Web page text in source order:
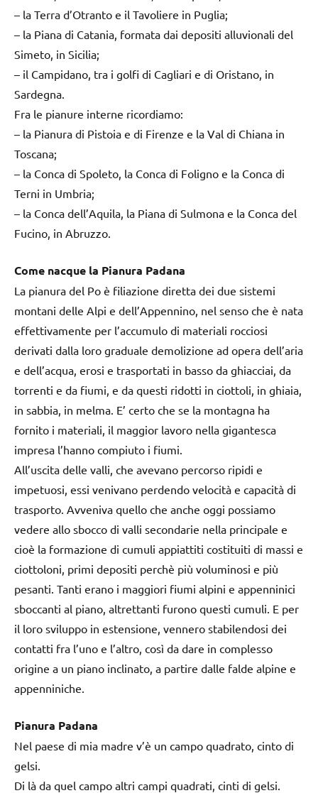
– la Terra d’Otranto e il Tavoliere in Puglia;
– la Piana di Catania, formata dai depositi alluvionali del
Simeto, in Sicilia;
– il Campidano, tra i golfi di Cagliari e di Oristano, in
Sardegna.
Fra le pianure interne ricordiamo:
– la Pianura di Pistoia e di Firenze e la Val di Chiana in
Toscana;
– la Conca di Spoleto, la Conca di Foligno e la Conca di
Terni in Umbria;
– la Conca dell’Aquila, la Piana di Sulmona e la Conca del
Fucino, in Abruzzo.
Come nacque la Pianura Padana
La pianura del Po è filiazione diretta dei due sistemi
montani delle Alpi e dell’Appennino, nel senso che è nata
effettivamente per l’accumulo di materiali rocciosi
derivati dalla loro graduale demolizione ad opera dell’aria
e dell’acqua, erosi e trasportati in basso da ghiacciai, da
torrenti e da fiumi, e da questi ridotti in ciottoli, in ghiaia,
in sabbia, in melma. E’ certo che se la montagna ha
fornito i materiali, il maggior lavoro nella gigantesca
impresa l’hanno compiuto i fiumi.
All’uscita delle valli, che avevano percorso ripidi e
impetuosi, essi venivano perdendo velocità e capacità di
trasporto. Avveniva quello che anche oggi possiamo
vedere allo sbocco di valli secondarie nella principale e
cioè la formazione di cumuli appiattiti costituiti di massi e
ciottoloni, primi depositi perchè più voluminosi e più
pesanti. Tanti erano i maggiori fiumi alpini e appenninici
sboccanti al piano, altrettanti furono questi cumuli. E per
il loro sviluppo in estensione, vennero stabilendosi dei
contatti fra l’uno e l’altro, così da dare in complesso
origine a un piano inclinato, a partire dalle falde alpine e
appenniniche.
Pianura Padana
Nel paese di mia madre v’è un campo quadrato, cinto di
gelsi.
Di là da quel campo altri campi quadrati, cinti di gelsi.